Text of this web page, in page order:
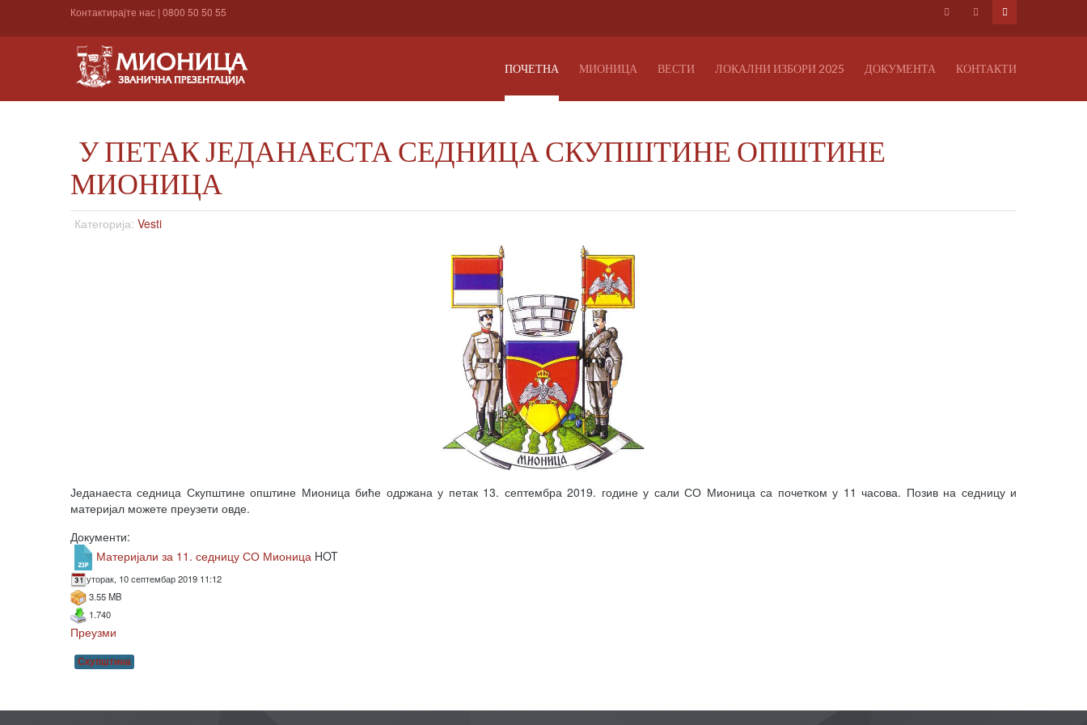
Контактирајте нас | 0800 50 50 55
ПОЧЕТНА МИОНИЦА ВЕСТИ ЛОКАЛНИ ИЗБОРИ 2025 ДОКУМЕНТА КОНТАКТИ
У ПЕТАК ЈЕДАНАЕСТА СЕДНИЦА СКУПШТИНЕ ОПШТИНЕ
МИОНИЦА
Категорија: Vesti
Једанаеста седница Скупштине општине Мионица биће одржана у петак 13. септембра 2019. године у сали СО Мионица са почетком у 11 часова. Позив на седницу и
материјал можете преузети овде.
Документи:
Материјали за 11. седницу СО Мионица HOT
уторак, 10 септембар 2019 11:12
3.55 MB
1.740
Преузми
Скупштина